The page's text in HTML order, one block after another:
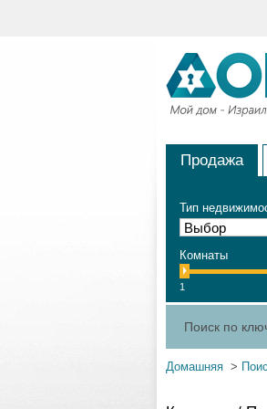
Продажа
Тип
Комнаты
1
Поиск по
Домашняя >